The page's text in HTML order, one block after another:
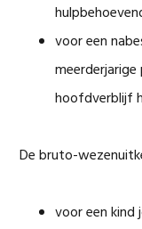
voor een
hoofdverblijf
De bruto-
voor een kind